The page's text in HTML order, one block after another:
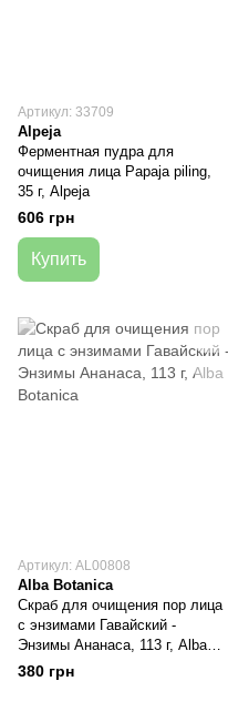
Артикул: 33709
Alpeja
Ферментная пудра для
очищения лица Papaja piling,
35 г, Alpeja
606 грн
Купить
Артикул: AL00808
Alba Botanica
Скраб для очищения пор лица
с энзимами Гавайский -
Энзимы Ананаса, 113 г, Alba
Botanica
380 грн